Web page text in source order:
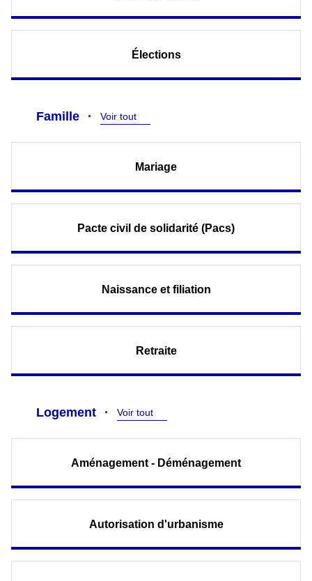
Élections
Famille Voir tout
Mariage
Pacte civil de solidarité (Pacs)
Naissance et filiation
Retraite
Logement Voir tout
Aménagement - Déménagement
Autorisation d'urbanisme